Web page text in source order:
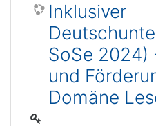
Inklusiver
SoSe 2024)
und
Domäne